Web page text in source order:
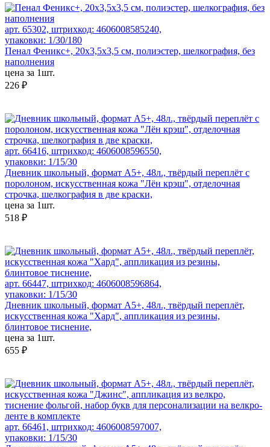
арт. 65302, штрихкод: 4606008585240,
упаковки: 1/30/180
Пенал Феникс+, 20x3,5x3,5 см, полиэстер, шелкография, без
наполнения
цена за 1шт.
226 ₽
арт. 66416, штрихкод: 4606008596550,
упаковки: 1/15/30
Дневник школьный, формат А5+, 48л., твёрдый переплёт с
поролоном, искусственная кожа "Лён крэш", отделочная
строчка, шелкография в две краски,
цена за 1шт.
518 ₽
арт. 66447, штрихкод: 4606008596864,
упаковки: 1/15/30
Дневник школьный, формат А5+, 48л., твёрдый переплёт,
искусственная кожа "Хард", аппликация из резины,
блинтовое тиснение,
цена за 1шт.
655 ₽
арт. 66461, штрихкод: 4606008597007,
упаковки: 1/15/30